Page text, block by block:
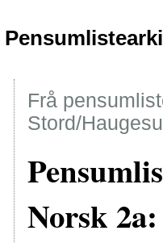
Frå
Stord/
Norsk